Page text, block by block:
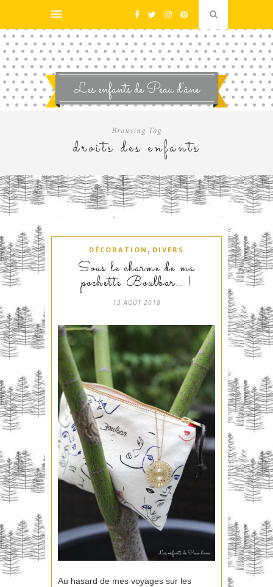
Browsing Tag
droits des enfants
DÉCORATION , DIVERS
Sous le charme de ma
pochette Boulbar… !
13 AOÛT 2018
Au hasard de mes voyages sur les